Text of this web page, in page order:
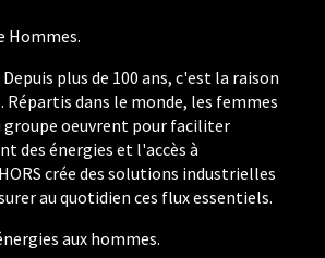
Hommes.
plus de 100 ans, c'est la raison
Répartis dans le monde, les femmes
groupe oeuvrent pour faciliter
des énergies et l'accès à
crée des solutions industrielles
au quotidien ces flux essentiels.
aux hommes.